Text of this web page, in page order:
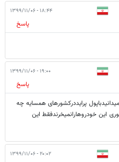
۱۸:۴۴ - ۱۳۹۹/۱۱/۰۶
پاسخ
۱۹:۰۰ - ۱۳۹۹/۱۱/۰۶
پاسخ
پرایددرکشورهای همسایه چه
این خودروهارانمیخرندفقط این
۲۰:۰۲ - ۱۳۹۹/۱۱/۰۶